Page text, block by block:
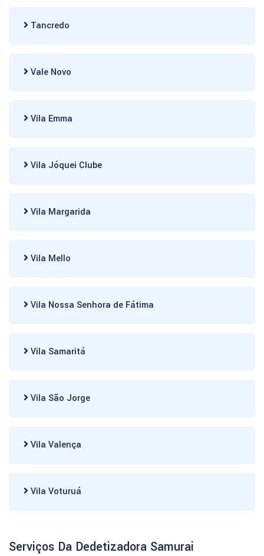
Tancredo
Vale Novo
Vila Emma
Vila Jóquei Clube
Vila Margarida
Vila Mello
Vila Nossa Senhora de Fátima
Vila Samaritá
Vila São Jorge
Vila Valença
Vila Voturuá
Serviços Da Dedetizadora Samurai